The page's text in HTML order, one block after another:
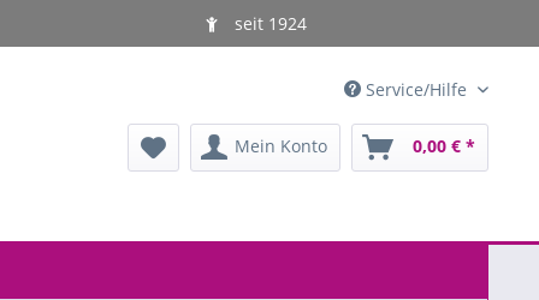
seit 1924
Service/Hilfe
Mein Konto 0,00 € *